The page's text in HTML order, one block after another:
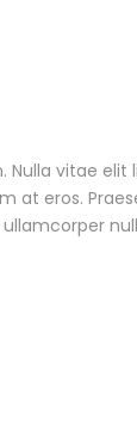
Nulla vitae elit
at eros.